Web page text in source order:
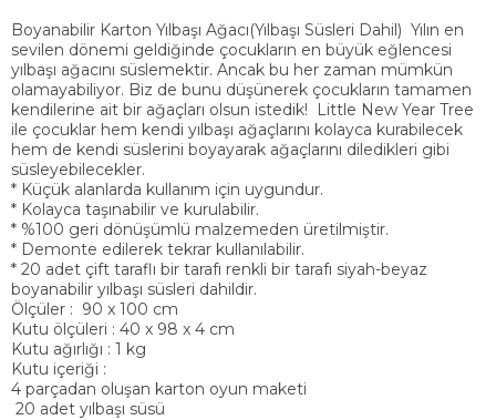
Boyanabilir Karton Yılbaşı Ağacı(Yılbaşı Süsleri Dahil) Yılın en
sevilen dönemi geldiğinde çocukların en büyük eğlencesi
yılbaşı ağacını süslemektir. Ancak bu her zaman mümkün
olamayabiliyor. Biz de bunu düşünerek çocukların tamamen
kendilerine ait bir ağaçları olsun istedik! Little New Year Tree
ile çocuklar hem kendi yılbaşı ağaçlarını kolayca kurabilecek
hem de kendi süslerini boyayarak ağaçlarını diledikleri gibi
süsleyebilecekler.
* Küçük alanlarda kullanım için uygundur.
* Kolayca taşınabilir ve kurulabilir.
* %100 geri dönüşümlü malzemeden üretilmiştir.
* Demonte edilerek tekrar kullanılabilir.
* 20 adet çift taraflı bir tarafı renkli bir tarafı siyah-beyaz
boyanabilir yılbaşı süsleri dahildir.
Ölçüler : 90 x 100 cm
Kutu ölçüleri : 40 x 98 x 4 cm
Kutu ağırlığı : 1 kg
Kutu içeriği :
4 parçadan oluşan karton oyun maketi
20 adet yılbaşı süsü